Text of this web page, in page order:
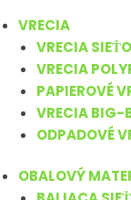
VRECIA
VRECIA
VRECIA
PAPIEROVÉ
VRECIA BIG-
ODPADOVÉ
OBALOVÝ